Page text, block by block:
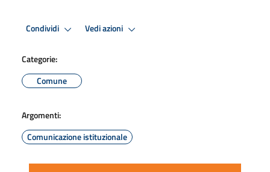
Condividi Vedi azioni
Categorie:
Comune
Argomenti:
Comunicazione istituzionale